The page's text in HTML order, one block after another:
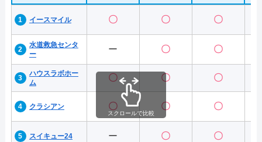
イースマイル 〇 〇 〇
水道救急センタ
ー
ー 〇 〇
ハウスラボホー
ム
〇 〇 〇
クラシアン 〇 〇 〇
スイキュー24 ー 〇 〇
スクロールで比較